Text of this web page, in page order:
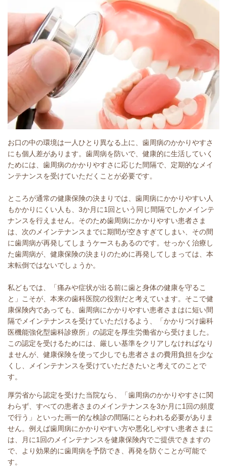
お口の中の環境は一人ひとり異なる上に、歯周病のかかりやすさ
にも個人差があります。歯周病を防いで、健康的に生活していく
ためには、歯周病のかかりやすさに応じた間隔で、定期的なメイ
ンテナンスを受けていただくことが必要です。
ところが通常の健康保険の決まりでは、歯周病にかかりやすい人
もかかりにくい人も、3か月に1回という同じ間隔でしかメインテ
ナンスを行えません。そのため歯周病にかかりやすい患者さま
は、次のメインテナンスまでに期間が空きすぎてしまい、その間
に歯周病が再発してしまうケースもあるのです。せっかく治療し
た歯周病が、健康保険の決まりのために再発してしまっては、本
末転倒ではないでしょうか。
私どもでは、「痛みや症状が出る前に歯と身体の健康を守るこ
と」こそが、本来の歯科医院の役割だと考えています。そこで健
康保険内であっても、歯周病にかかりやすい患者さまはに短い間
隔でメインテナンスを受けていただけるよう、「かかりつけ歯科
医機能強化型歯科診療所」の認定を厚生労働省から受けました。
この認定を受けるためには、厳しい基準をクリアしなければなり
ませんが、健康保険を使って少しでも患者さまの費用負担を少な
くし、メインテナンスを受けていただきたいと考えてのことで
す。
厚労省から認定を受けた当院なら、「歯周病のかかりやすさに関
わらず、すべての患者さまのメインテナンスを3か月に1回の頻度
で行う」といった画一的な検診の間隔にとらわれる必要がありま
せん。例えば歯周病にかかりやすい方や悪化しやすい患者さまに
は、月に1回のメインテナンスを健康保険内でご提供できますの
で、より効果的に歯周病を予防でき、再発を防ぐことが可能で
す。